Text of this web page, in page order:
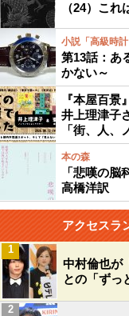
（24）こ
小説「高級時計
第13話：あ
かない～
『本屋百
井上理津子
「街、人、
本の森
「悲嘆の
高橋洋訳
アクセスラ
中村倫也が
との「ずっ
1
2